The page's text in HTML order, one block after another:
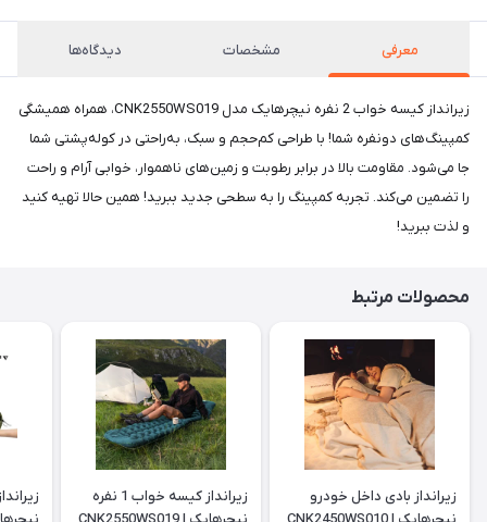
معرفی مشخصات دیدگاه‌ها
زیرانداز کیسه خواب 2 نفره نیچرهایک مدل CNK2550WS019، همراه همیشگی
کمپینگ‌های دونفره شما! با طراحی کم‌حجم و سبک، به‌راحتی در کوله‌پشتی شما
جا می‌شود. مقاومت بالا در برابر رطوبت و زمین‌های ناهموار، خوابی آرام و راحت
را تضمین می‌کند. تجربه کمپینگ را به سطحی جدید ببرید! همین حالا تهیه کنید
و لذت ببرید!
محصولات مرتبط
زیرانداز بادی داخل خودرو
زیرانداز کیسه خواب 1 نفره